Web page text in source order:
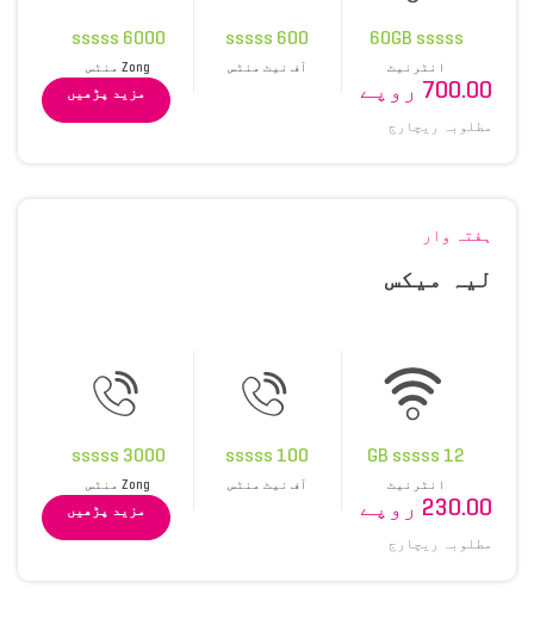
60GB sssss
انٹرنیٹ
600 sssss
آف نیٹ منٹس
6000 sssss
Zong منٹس
700.00 روپے
مطلوبہ ریچارج
مزید پڑھیں
ہفتہ وار
لیہ میکس
12 GB sssss
انٹرنیٹ
100 sssss
آف نیٹ منٹس
3000 sssss
Zong منٹس
230.00 روپے
مطلوبہ ریچارج
مزید پڑھیں